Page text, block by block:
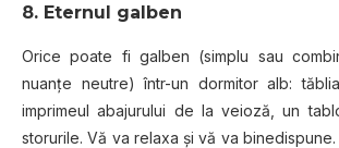
8. Eternul galben
Orice poate fi galben (simplu sau
nuanțe neutre) într-un dormitor alb:
imprimeul abajurului de la veioză, un
storurile. Vă va relaxa și vă va